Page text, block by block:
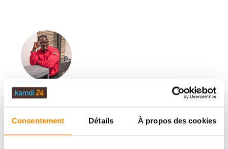
Consentement Détails À propos des cookies
Votre conseiller en matière de poêles